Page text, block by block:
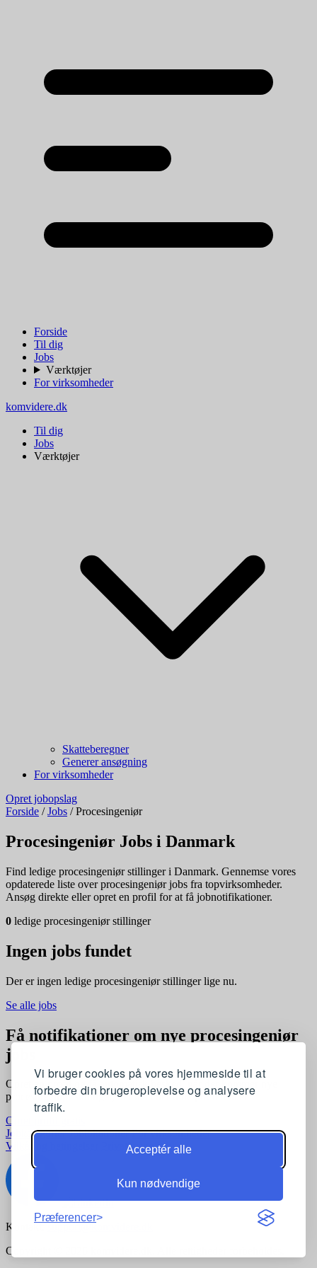
Vi bruger cookies på vores hjemmeside til at
forbedre din brugeroplevelse og analysere
traffik.
Acceptér alle
Kun nødvendige
Præferencer
Forside
Til dig
Jobs
Værktøjer
For virksomheder
komvidere.dk
Til dig
Jobs
Værktøjer
Skatteberegner
Generer ansøgning
For virksomheder
Opret jobopslag
Forside / Jobs / Procesingeniør
Procesingeniør Jobs i Danmark
Find ledige procesingeniør stillinger i Danmark. Gennemse vores
opdaterede liste over procesingeniør jobs fra topvirksomheder.
Ansøg direkte eller opret en profil for at få jobnotifikationer.
0 ledige procesingeniør stillinger
Ingen jobs fundet
Der er ingen ledige procesingeniør stillinger lige nu.
Se alle jobs
Få notifikationer om nye procesingeniør
jobs
Opret en profil og få automatisk besked, når der kommer nye
procesingeniør stillinger, der matcher dine præferencer
Opret profil gratis
Jobkategorier Joblokationer For virksomheder
Vilkår og betingelser
Privatlivspolitik
Kontakt:support@komvidere.dk
Copyright © 2026 komvidere.dk. Alle rettigheder forbeholdes.